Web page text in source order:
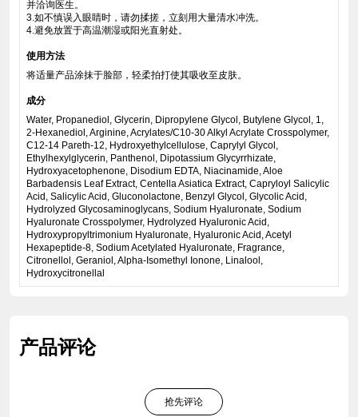
并洽询医生。
3.如不慎误入眼睛时，请勿揉搓，立刻用大量清水冲洗。
4.避免放置于高温潮湿或阳光直射处。
使用方法
将适量产品涂抹于脸部，轻柔拍打使其吸收至皮肤。
成分
Water, Propanediol, Glycerin, Dipropylene Glycol, Butylene Glycol, 1,
2-Hexanediol, Arginine, Acrylates/C10-30 Alkyl Acrylate Crosspolymer,
C12-14 Pareth-12, Hydroxyethylcellulose, Caprylyl Glycol,
Ethylhexylglycerin, Panthenol, Dipotassium Glycyrrhizate,
Hydroxyacetophenone, Disodium EDTA, Niacinamide, Aloe
Barbadensis Leaf Extract, Centella Asiatica Extract, Capryloyl Salicylic
Acid, Salicylic Acid, Gluconolactone, Benzyl Glycol, Glycolic Acid,
Hydrolyzed Glycosaminoglycans, Sodium Hyaluronate, Sodium
Hyaluronate Crosspolymer, Hydrolyzed Hyaluronic Acid,
Hydroxypropyltrimonium Hyaluronate, Hyaluronic Acid, Acetyl
Hexapeptide-8, Sodium Acetylated Hyaluronate, Fragrance,
Citronellol, Geraniol, Alpha-Isomethyl Ionone, Linalool,
Hydroxycitronellal
产品评论
抢先评论